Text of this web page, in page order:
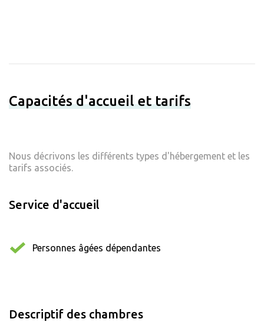
Capacités d'accueil et tarifs
Nous décrivons les différents types d'hébergement et les
tarifs associés.
Service d'accueil
Personnes âgées dépendantes
Descriptif des chambres